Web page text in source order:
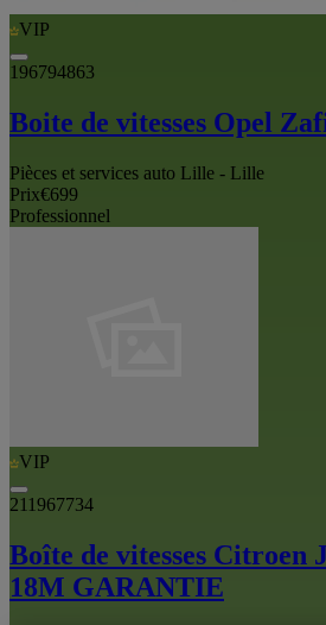
VIP
196794863
Boite de vitesses Opel
Pièces et services auto Lille - Lille
Prix€699
Professionnel
VIP
211967734
Boîte de vitesses Citroen
18M GARANTIE